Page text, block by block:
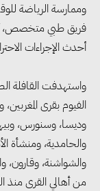
وممارسة الرياضة
فريق طبي متخصص،
أحدث الإجراءات
واستهدفت القافلة
الفيوم بقرى
وديسا، وسنورس،
والحامدية، ومنشأة
والشواشنة، وقارون،
من أهالي القرى منذ